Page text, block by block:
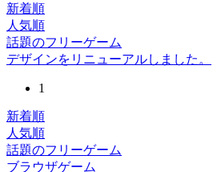
新着順
人気順
話題のフリーゲーム
デザインをリニューアルしました。
1
新着順
人気順
話題のフリーゲーム
ブラウザゲーム